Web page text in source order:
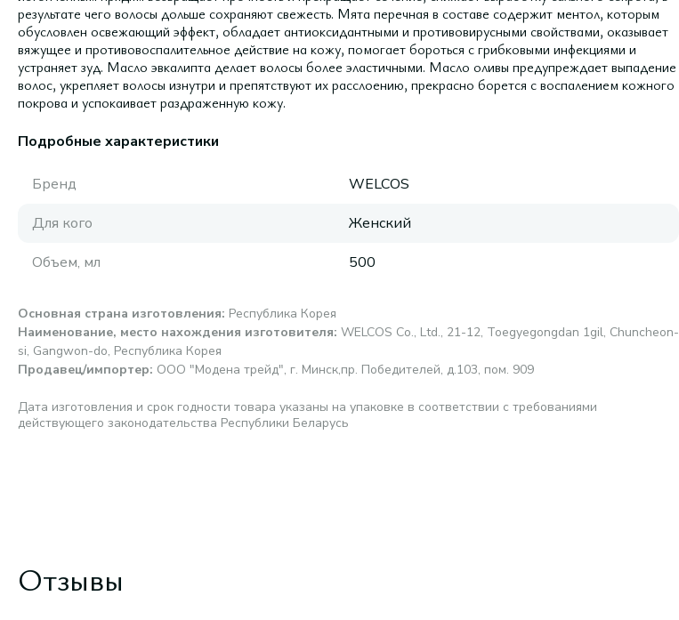
результате чего волосы дольше сохраняют свежесть. Мята перечная в составе содержит ментол, которым
обусловлен освежающий эффект, обладает антиоксидантными и противовирусными свойствами, оказывает
вяжущее и противовоспалительное действие на кожу, помогает бороться с грибковыми инфекциями и
устраняет зуд. Масло эвкалипта делает волосы более эластичными. Масло оливы предупреждает выпадение
волос, укрепляет волосы изнутри и препятствуют их расслоению, прекрасно борется с воспалением кожного
покрова и успокаивает раздраженную кожу.
Подробные характеристики
Бренд
WELCOS
Для кого
Женский
Объем, мл
500
Основная страна изготовления: Республика Корея
Наименование, место нахождения изготовителя: WELCOS Co., Ltd., 21-12, Toegyegongdan 1gil, Chuncheon-
si, Gangwon-do, Республика Корея
Продавец/импортер: ООО "Модена трейд", г. Минск,пр. Победителей, д.103, пом. 909
Дата изготовления и срок годности товара указаны на упаковке в соответствии с требованиями
действующего законодательства Республики Беларусь
Отзывы